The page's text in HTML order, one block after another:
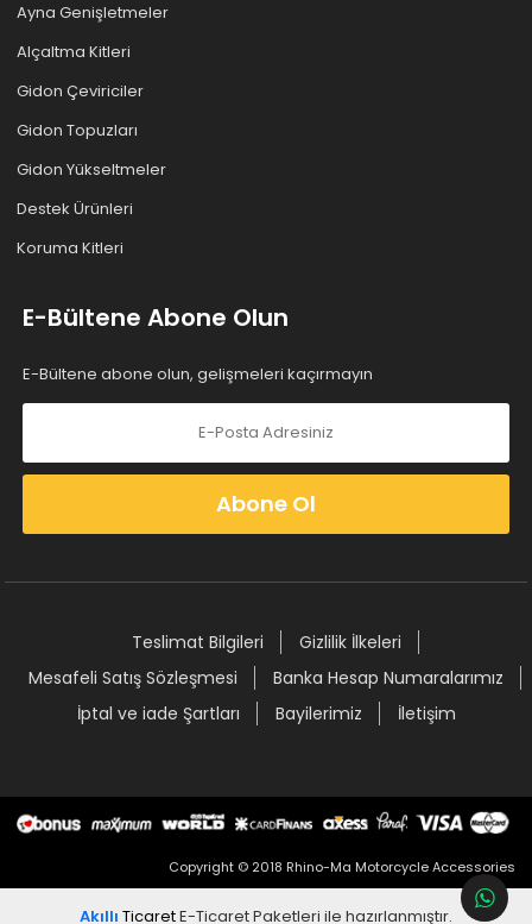
Ayna Genişletmeler
Alçaltma Kitleri
Gidon Çeviriciler
Gidon Topuzları
Gidon Yükseltmeler
Destek Ürünleri
Koruma Kitleri
E-Bültene Abone Olun
E-Bültene abone olun, gelişmeleri kaçırmayın
Abone Ol
Teslimat Bilgileri
Gizlilik İlkeleri
Mesafeli Satış Sözleşmesi
Banka Hesap Numaralarımız
İptal ve iade Şartları
Bayilerimiz İletişim
Copyright © 2018 Rhino-Ma Motorcycle Accessories
Akıllı TicaretE-Ticaret Paketleri ile hazırlanmıştır.